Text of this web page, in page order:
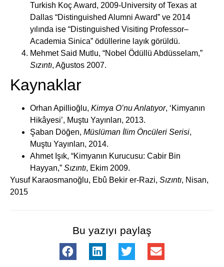
Turkish Koç Award, 2009-University of Texas at
Dallas “Distinguished Alumni Award” ve 2014
yılında ise “Distinguished Visiting Professor–
Academia Sinica” ödüllerine layık görüldü.
Mehmet Said Mutlu, “Nobel Ödüllü Abdüsselam,”
Sızıntı, Ağustos 2007.
Kaynaklar
Orhan Apillioğlu, Kimya O’nu Anlatıyor, ‘Kimyanın
Hikâyesi’, Muştu Yayınları, 2013.
Şaban Döğen, Müslüman İlim Öncüleri Serisi,
Muştu Yayınları, 2014.
Ahmet Işık, “Kimyanın Kurucusu: Cabir Bin
Hayyan,” Sızıntı, Ekim 2009.
Yusuf Karaosmanoğlu, Ebû Bekir er-Razi, Sızıntı, Nisan,
2015
Bu yazıyı paylaş